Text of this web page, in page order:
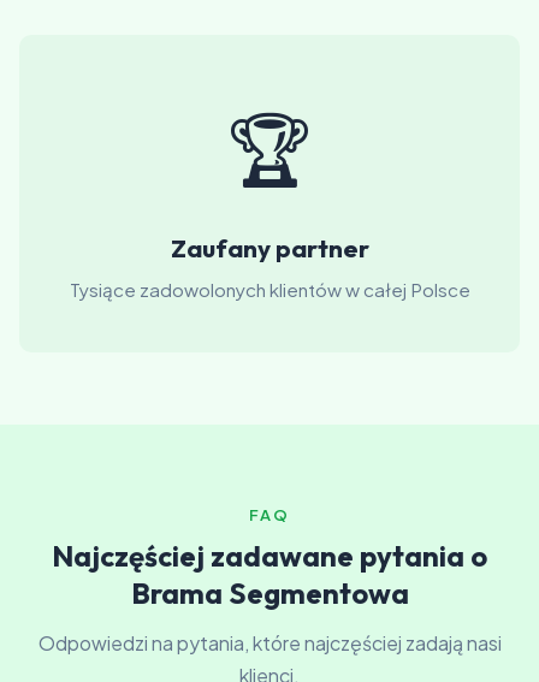
🏆
Zaufany partner
Tysiące zadowolonych klientów w całej Polsce
FAQ
Najczęściej zadawane pytania o
Brama Segmentowa
Odpowiedzi na pytania, które najczęściej zadają nasi
klienci.